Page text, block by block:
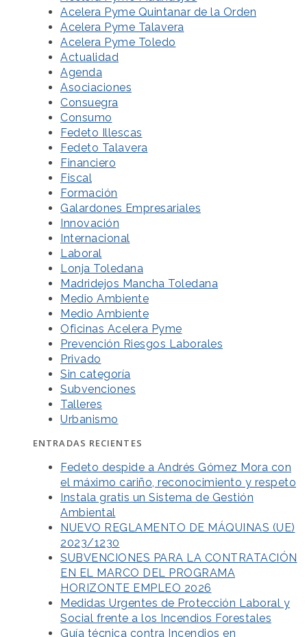
Acelera Pyme Quintanar de la Orden
Acelera Pyme Talavera
Acelera Pyme Toledo
Actualidad
Agenda
Asociaciones
Consuegra
Consumo
Fedeto Illescas
Fedeto Talavera
Financiero
Fiscal
Formación
Galardones Empresariales
Innovación
Internacional
Laboral
Lonja Toledana
Madridejos Mancha Toledana
Medio Ambiente
Medio Ambiente
Oficinas Acelera Pyme
Prevención Riesgos Laborales
Privado
Sin categoría
Subvenciones
Talleres
Urbanismo
ENTRADAS RECIENTES
Fedeto despide a Andrés Gómez Mora con
el máximo cariño, reconocimiento y respeto
Instala gratis un Sistema de Gestión
Ambiental
NUEVO REGLAMENTO DE MÁQUINAS (UE)
2023/1230
SUBVENCIONES PARA LA CONTRATACIÓN
EN EL MARCO DEL PROGRAMA
HORIZONTE EMPLEO 2026
Medidas Urgentes de Protección Laboral y
Social frente a los Incendios Forestales
Guía técnica contra Incendios en